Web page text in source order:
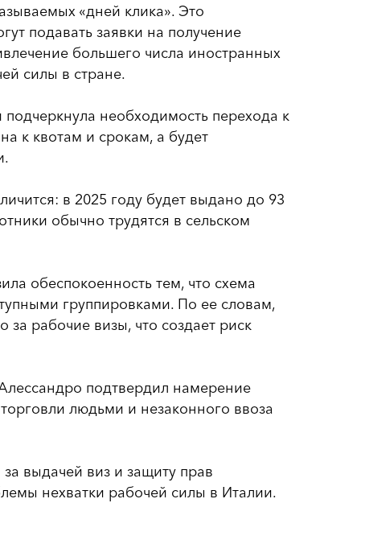
«дней клика». Это
подавать заявки на получение
большего числа иностранных
силы в стране.
необходимость перехода к
к квотам и срокам, а будет
в 2025 году будет выдано до 93
обычно трудятся в сельском
обеспокоенность тем, что схема
группировками. По ее словам,
за рабочие визы, что создает риск
подтвердил намерение
людьми и незаконного ввоза
выдачей виз и защиту прав
нехватки рабочей силы в Италии.